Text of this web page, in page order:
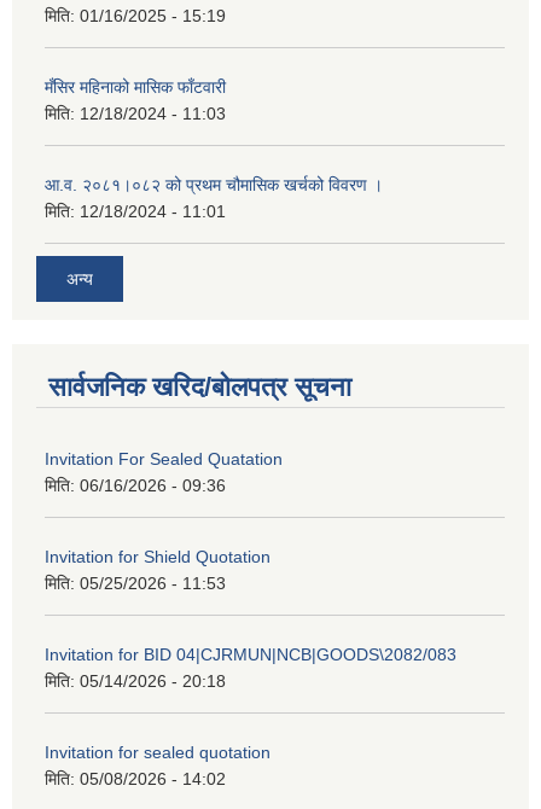
मिति: 01/16/2025 - 15:19
मँसिर महिनाको मासिक फाँटवारी
मिति: 12/18/2024 - 11:03
आ.व. २०८१।०८२ को प्रथम चौमासिक खर्चको विवरण ।
मिति: 12/18/2024 - 11:01
अन्य
सार्वजनिक खरिद/बोलपत्र सूचना
Invitation For Sealed Quatation
मिति: 06/16/2026 - 09:36
Invitation for Shield Quotation
मिति: 05/25/2026 - 11:53
Invitation for BID 04|CJRMUN|NCB|GOODS\2082/083
मिति: 05/14/2026 - 20:18
Invitation for sealed quotation
मिति: 05/08/2026 - 14:02